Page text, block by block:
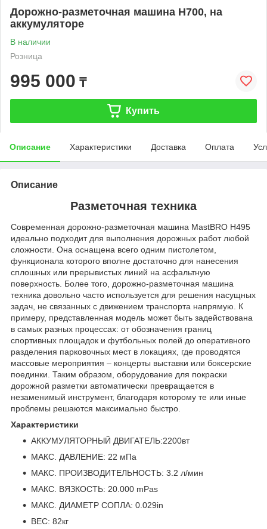
Дорожно-разметочная машина H700, на
аккумуляторе
В наличии
Розница
995 000 ₸
Купить
Описание Характеристики Доставка Оплата
Описание
Разметочная техника
Современная дорожно-разметочная машина MastBRO H495
идеально подходит для выполнения дорожных работ любой
сложности. Она оснащена всего одним пистолетом,
функционала которого вполне достаточно для нанесения
сплошных или прерывистых линий на асфальтную
поверхность. Более того, дорожно-разметочная машина
техника довольно часто используется для решения насущных
задач, не связанных с движением транспорта напрямую. К
примеру, представленная модель может быть задействована
в самых разных процессах: от обозначения границ
спортивных площадок и футбольных полей до оперативного
разделения парковочных мест в локациях, где проводятся
массовые мероприятия – концерты выставки или боксерские
поединки. Таким образом, оборудование для покраски
дорожной разметки автоматически превращается в
незаменимый инструмент, благодаря которому те или иные
проблемы решаются максимально быстро.
Характеристики
АККУМУЛЯТОРНЫЙ ДВИГАТЕЛЬ:2200вт
МАКС. ДАВЛЕНИЕ: 22 мПа
МАКС. ПРОИЗВОДИТЕЛЬНОСТЬ: 3.2 л/мин
МАКС. ВЯЗКОСТЬ: 20.000 mPas
МАКС. ДИАМЕТР СОПЛА: 0.029in
ВЕС: 82кг